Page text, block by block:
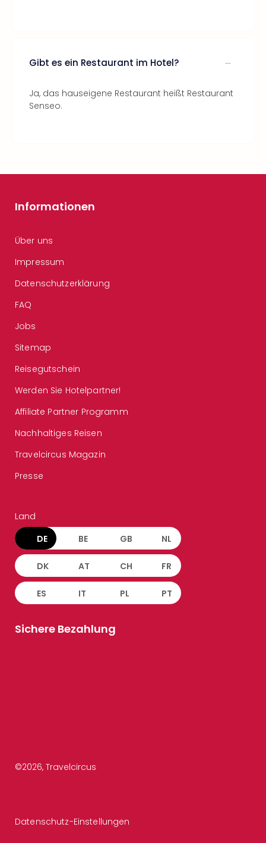
Gibt es ein Restaurant im Hotel?
Ja, das hauseigene Restaurant heißt Restaurant
Senseo.
Informationen
Über uns
Impressum
Datenschutzerklärung
FAQ
Jobs
Sitemap
Reisegutschein
Werden Sie Hotelpartner!
Affiliate Partner Programm
Nachhaltiges Reisen
Travelcircus Magazin
Presse
Land
DE BE GB NL
DK AT CH FR
ES IT PL PT
Sichere Bezahlung
©2026, Travelcircus
Datenschutz-Einstellungen